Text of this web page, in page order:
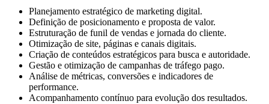
Planejamento estratégico de marketing digital.
Definição de posicionamento e proposta de valor.
Estruturação de funil de vendas e jornada do cliente.
Otimização de site, páginas e canais digitais.
Criação de conteúdos estratégicos para busca e autoridade.
Gestão e otimização de campanhas de tráfego pago.
Análise de métricas, conversões e indicadores de
performance.
Acompanhamento contínuo para evolução dos resultados.